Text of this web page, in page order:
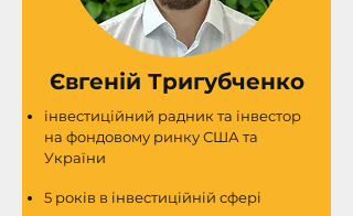
Євгеній Тригубченко
інвестиційний радник та інвестор
на фондовому ринку США та
України
5 років в інвестиційній сфері